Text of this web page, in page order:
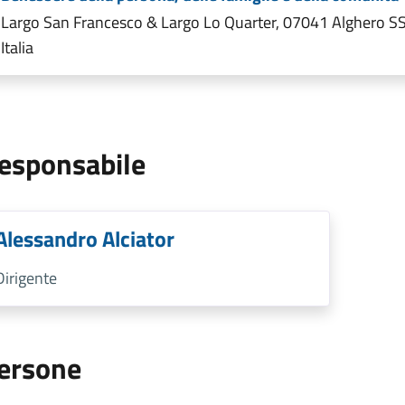
Largo San Francesco & Largo Lo Quarter, 07041 Alghero
Italia
Alciator